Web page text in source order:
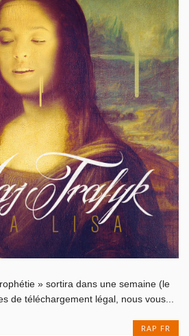
» sortira dans une semaine (le
de téléchargement légal, nous vous...
RAP FR